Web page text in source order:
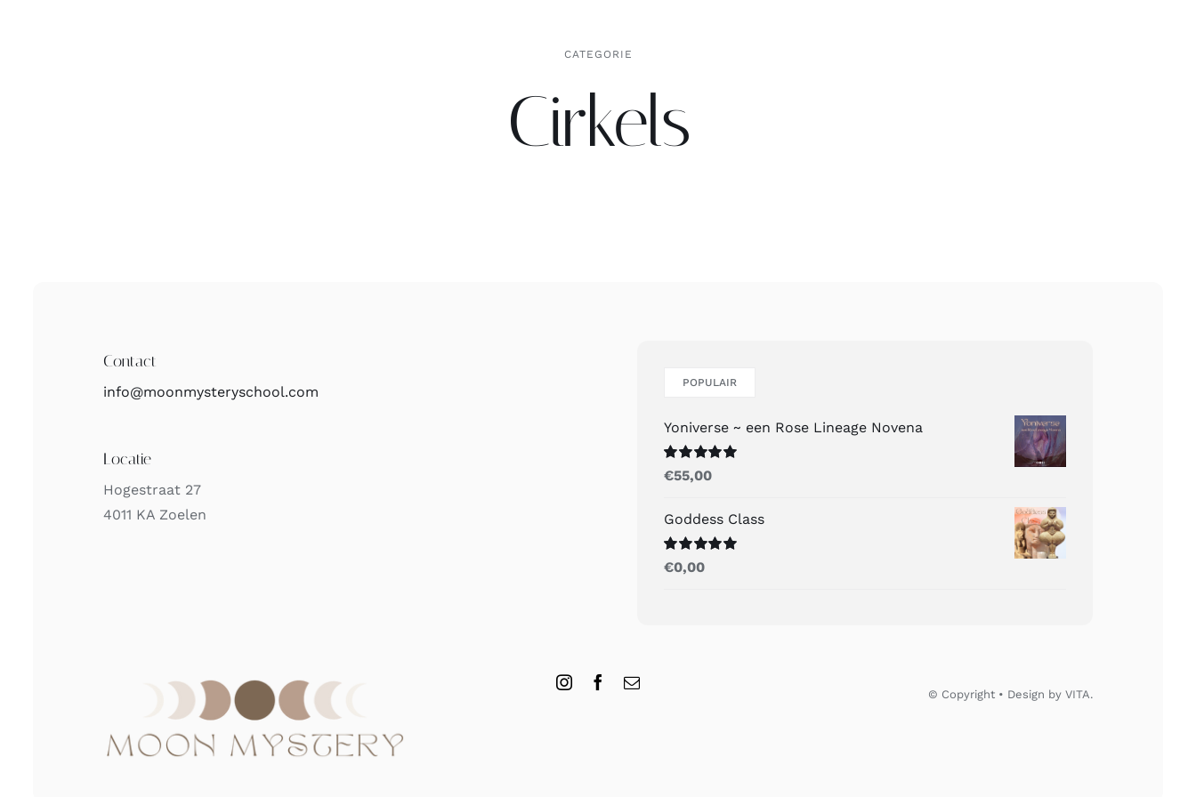
CATEGORIE
Cirkels
Contact
info@moonmysteryschool.com
Locatie
Hogestraat 27
4011 KA Zoelen
POPULAIR
Yoniverse ~ een Rose Lineage Novena
Gewaardeerd
uit 5
€55,00
Goddess Class
Gewaardeerd
5.00
€0,00
© Copyright • Design by VITA.